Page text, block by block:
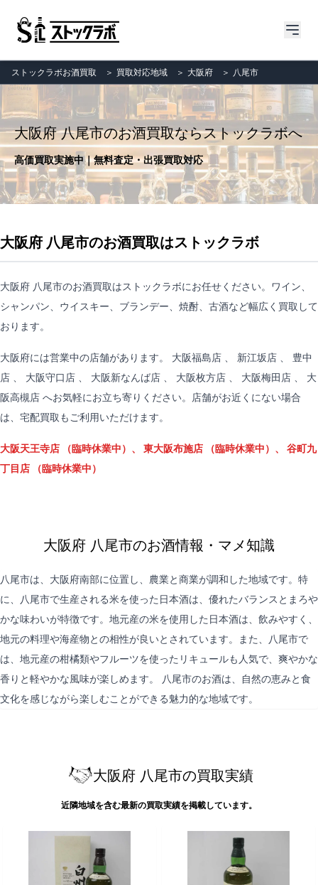
ストックラボお酒買取 ＞ 買取対応地域 ＞ 大阪府 ＞ 八尾市
大阪府 八尾市のお酒買取ならストックラボへ
高価買取実施中｜無料査定・出張買取対応
大阪府 八尾市のお酒買取はストックラボ
大阪府 八尾市のお酒買取はストックラボにお任せください。ワイン、
シャンパン、ウイスキー、ブランデー、焼酎、古酒など幅広く買取して
おります。
大阪府には営業中の店舗があります。 大阪福島店 新江坂店
豊中
店
大阪守口店 大阪新なんば店 大阪枚方店 大阪梅田店
大
阪高槻店 へお気軽にお立ち寄りください。店舗がお近くにない場合
は、 宅配買取 もご利用いただけます。
大阪天王寺店 （臨時休業中）、 東大阪布施店 （臨時休業中）、 谷町九
丁目店 （臨時休業中）
大阪府 八尾市のお酒情報・マメ知識
八尾市は、大阪府南部に位置し、農業と商業が調和した地域です。特
に、八尾市で生産される米を使った日本酒は、優れたバランスとまろや
かな味わいが特徴です。地元産の米を使用した日本酒は、飲みやすく、
地元の料理や海産物との相性が良いとされています。また、八尾市で
は、地元産の柑橘類やフルーツを使ったリキュールも人気で、爽やかな
香りと軽やかな風味が楽しめます。 八尾市のお酒は、自然の恵みと食
文化を感じながら楽しむことができる魅力的な地域です。
大阪府 八尾市の買取実績
近隣地域を含む最新の買取実績を掲載しています。